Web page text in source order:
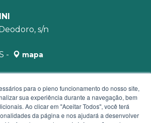
s/n
-
mapa
para o pleno funcionamento do nosso site,
sua experiência durante a navegação, bem
Ao clicar em "Aceitar Todos", você terá
da página e nos ajudará a desenvolver